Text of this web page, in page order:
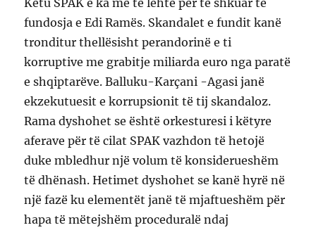
fundosja e Edi Ramës. Skandalet e fundit kanë
tronditur thellësisht perandorinë e ti
korruptive me grabitje miliarda euro nga paratë
e shqiptarëve. Balluku-Karçani -Agasi janë
ekzekutuesit e korrupsionit të tij skandaloz.
Rama dyshohet se është orkesturesi i këtyre
aferave për të cilat SPAK vazhdon të hetojë
duke mbledhur një volum të konsiderueshëm
të dhënash. Hetimet dyshohet se kanë hyrë në
një fazë ku elementët janë të mjaftueshëm për
hapa të mëtejshëm proceduralë ndaj